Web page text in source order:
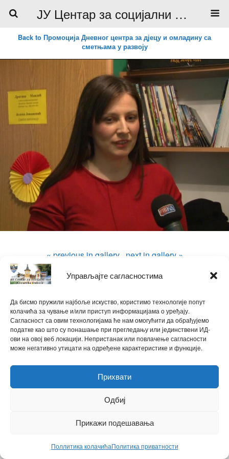
Управљајте сагласностима
Да бисмо пружили најбоље искуство, користимо технологије попут
колачића за чување и/или приступ информацијама о уређају.
Сагласност са овим технологијама ће нам омогућити да обрађујемо
податке као што су понашање при прегледању или јединствени ИД-
ови на овој веб локацији. Непристанак или повлачење сагласности
може негативно утицати на одређене карактеристике и функције.
Прихвати
Одбиј
Прикажи подешавања
Поллитика колачићаПолитика приватности
ЈУ Центар за социјални рад
Back to Промоција Дневног центра за дјецу и омладину са
сметњама у развоју
« previous in gallery next in gallery »
ћирилица|latinica
WPtouch Mobile Suite for WordPress
Back to top